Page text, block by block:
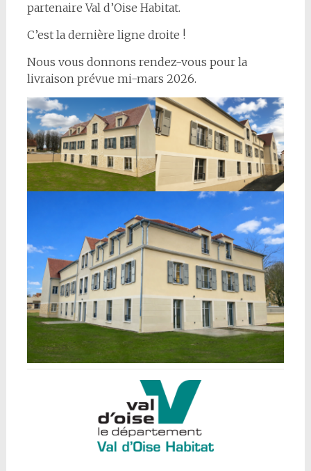
partenaire Val d’Oise Habitat.
C’est la dernière ligne droite !
Nous vous donnons rendez-vous pour la
livraison prévue mi-mars 2026.